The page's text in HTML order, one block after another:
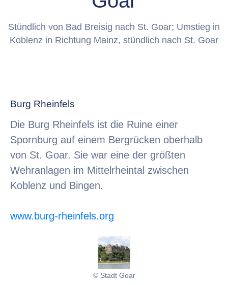
Stündlich von Bad Breisig nach St. Goar; Umstieg in
Koblenz in Richtung Mainz, stündlich nach St. Goar
Burg Rheinfels
Die Burg Rheinfels ist die Ruine einer
Spornburg auf einem Bergrücken oberhalb
von St. Goar. Sie war eine der größten
Wehranlagen im Mittelrheintal zwischen
Koblenz und Bingen.
www.burg-rheinfels.org
© Stadt Goar